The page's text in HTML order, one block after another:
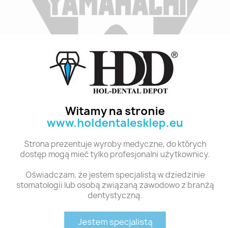
Witamy na stronie
www.holdentalesklep.eu
Strona prezentuje wyroby medyczne, do których
dostęp mogą mieć tylko profesjonalni użytkownicy.
Oświadczam, że jestem specjalistą w dziedzinie
stomatologii lub osobą związaną zawodowo z branżą
dentystyczną.
Jestem specjalistą
D2 TL5 28
Polecane produkty z tej kategorii